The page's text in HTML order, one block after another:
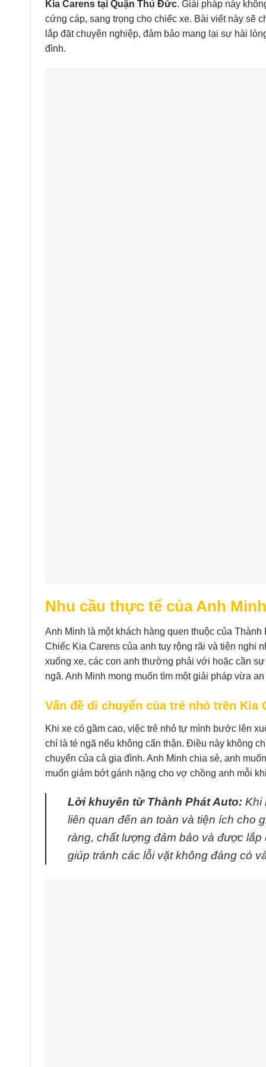
Kia Carens tại Quận Thủ Đức. Giải pháp này
cứng cáp, sang trọng cho chiếc xe. Bài viết này sẽ
lắp đặt chuyên nghiệp, đảm bảo mang lại sự hài
đình.
Nhu cầu thực tế của Anh
Anh Minh là một khách hàng quen thuộc của
Chiếc Kia Carens của anh tuy rộng rãi và tiện nghi
xuống xe, các con anh thường phải với hoặc cần
ngã. Anh Minh mong muốn tìm một giải pháp vừa
Vấn đề di chuyển của trẻ nhỏ trên Kia
Khi xe có gầm cao, việc trẻ nhỏ tự mình bước lên
chí là té ngã nếu không cẩn thận. Điều này không
chuyển của cả gia đình. Anh Minh chia sẻ, anh
muốn giảm bớt gánh nặng cho vợ chồng anh mỗi
Lời khuyên từ Thành Phát Auto: Khi
liên quan đến an toàn và tiện ích cho
ràng, chất lượng đảm bảo và được
giúp tránh các lỗi vặt không đáng có